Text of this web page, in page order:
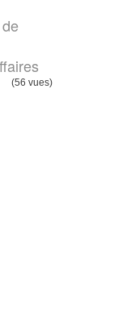
(56 vues)